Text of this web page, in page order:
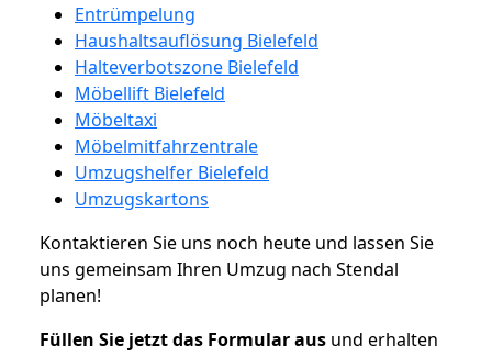
Entrümpelung
Haushaltsauflösung Bielefeld
Halteverbotszone Bielefeld
Möbellift Bielefeld
Möbeltaxi
Möbelmitfahrzentrale
Umzugshelfer Bielefeld
Umzugskartons
Kontaktieren Sie uns noch heute und lassen Sie
uns gemeinsam Ihren Umzug nach Stendal
planen!
Füllen Sie jetzt das Formular aus und erhalten